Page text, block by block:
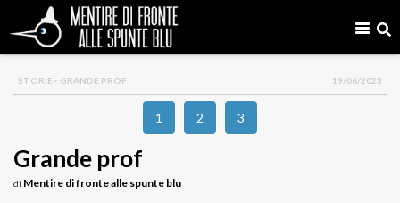
STORIE> GRANDE PROF 19/06/2023
1 2 3
Grande prof
di Mentire di fronte alle spunte blu